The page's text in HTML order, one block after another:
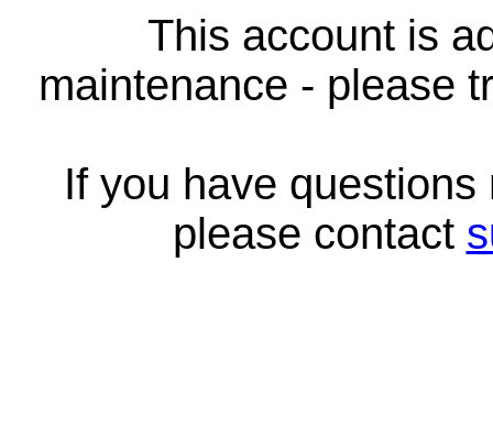
This account is
maintenance - please
If you have
please contact